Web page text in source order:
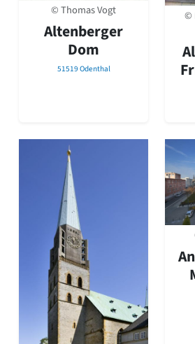
© Thomas Vogt
Altenberger
Dom
51519 Odenthal
©